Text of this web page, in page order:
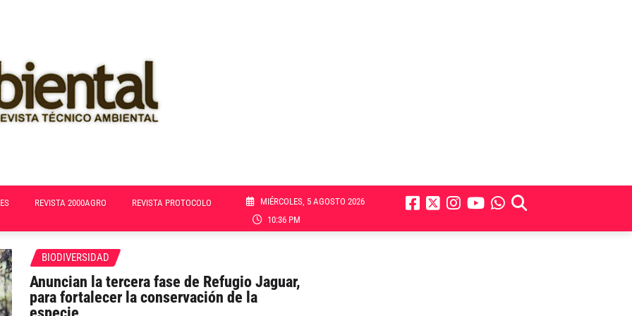
REVISTA 2000AGRO REVISTA PROTOCOLO
MIÉRCOLES, 5 AGOSTO 2026
10:36 PM
BIODIVERSIDAD
Anuncian la tercera fase de Refugio Jaguar,
para fortalecer la conservación de la
especie